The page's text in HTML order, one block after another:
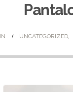
UNCATEGORIZED,